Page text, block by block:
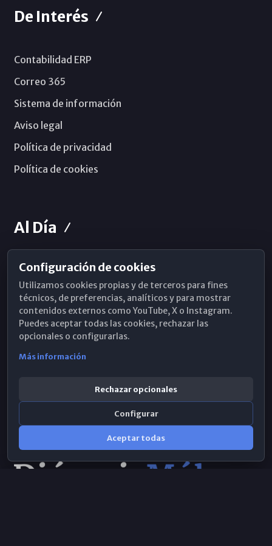
De Interés
Contabilidad ERP
Correo 365
Sistema de información
Aviso legal
Política de privacidad
Política de cookies
Al Día
Horarios de Misa
Hemeroteca
WhatsApp
Configuración de cookies
Utilizamos cookies propias y de terceros para fines
técnicos, de preferencias, analíticos y para mostrar
contenidos externos como YouTube, X o Instagram.
Puedes aceptar todas las cookies, rechazar las
opcionales o configurarlas.
Más información
Rechazar opcionales
Configurar
Aceptar todas